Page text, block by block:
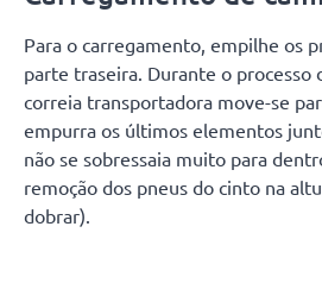
Para o carregamento, empilhe os
parte traseira. Durante o processo
correia transportadora move-se
empurra os últimos elementos
não se sobressaia muito para
remoção dos pneus do cinto na
dobrar).